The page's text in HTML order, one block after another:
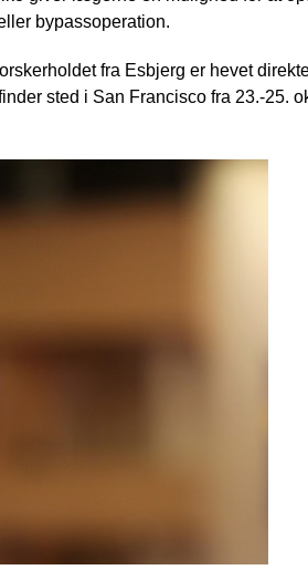
bypassoperation.
fra Esbjerg er hevet
sted i San Francisco fra 23.-25.